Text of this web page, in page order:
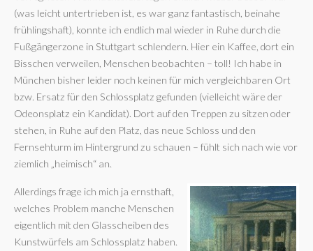
(was leicht untertrieben ist, es war ganz fantastisch, beinahe
frühlingshaft), konnte ich endlich mal wieder in Ruhe durch die
Fußgängerzone in Stuttgart schlendern. Hier ein Kaffee, dort ein
Bisschen verweilen, Menschen beobachten – toll! Ich habe in
München bisher leider noch keinen für mich vergleichbaren Ort
bzw. Ersatz für den Schlossplatz gefunden (vielleicht wäre der
Odeonsplatz ein Kandidat). Dort auf den Treppen zu sitzen oder
stehen, in Ruhe auf den Platz, das neue Schloss und den
Fernsehturm im Hintergrund zu schauen – fühlt sich nach wie vor
ziemlich „heimisch“ an.
Allerdings frage ich mich ja ernsthaft,
welches Problem manche Menschen
eigentlich mit den Glasscheiben des
Kunstwürfels am Schlossplatz haben.